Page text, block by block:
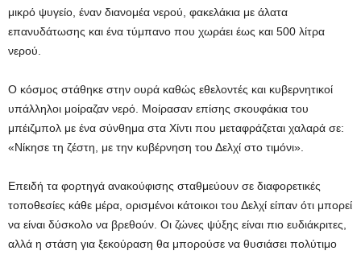
μικρό ψυγείο, έναν διανομέα νερού, φακελάκια με άλατα
επανυδάτωσης και ένα τύμπανο που χωράει έως και 500 λίτρα
νερού.
Ο κόσμος στάθηκε στην ουρά καθώς εθελοντές και κυβερνητικοί
υπάλληλοι μοίραζαν νερό. Μοίρασαν επίσης σκουφάκια του
μπέιζμπολ με ένα σύνθημα στα Χίντι που μεταφράζεται χαλαρά σε:
«Νίκησε τη ζέστη, με την κυβέρνηση του Δελχί στο τιμόνι».
Επειδή τα φορτηγά ανακούφισης σταθμεύουν σε διαφορετικές
τοποθεσίες κάθε μέρα, ορισμένοι κάτοικοι του Δελχί είπαν ότι μπορεί
να είναι δύσκολο να βρεθούν. Οι ζώνες ψύξης είναι πιο ευδιάκριτες,
αλλά η στάση για ξεκούραση θα μπορούσε να θυσιάσει πολύτιμο